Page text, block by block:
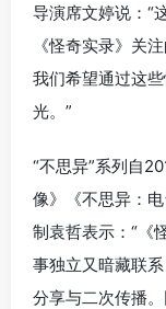
导演席文婷说：“
《怪奇实录》关
我们希望通过这
光。”
“不思异”系列自
像》《不思异：
制袁哲表示：“《
事独立又暗藏联
分享与二次传播